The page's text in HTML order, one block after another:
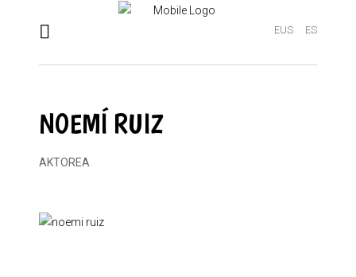
EUS ES
NOEMÍ RUIZ
AKTOREA